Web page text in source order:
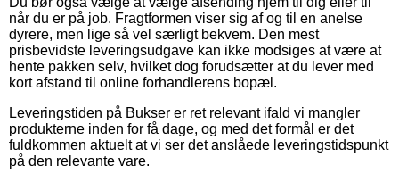
når du er på job. Fragtformen viser sig af og til en anelse
dyrere, men lige så vel særligt bekvem. Den mest
prisbevidste leveringsudgave kan ikke modsiges at være at
hente pakken selv, hvilket dog forudsætter at du lever med
kort afstand til online forhandlerens bopæl.
Leveringstiden på Bukser er ret relevant ifald vi mangler
produkterne inden for få dage, og med det formål er det
fuldkommen aktuelt at vi ser det anslåede leveringstidspunkt
på den relevante vare.